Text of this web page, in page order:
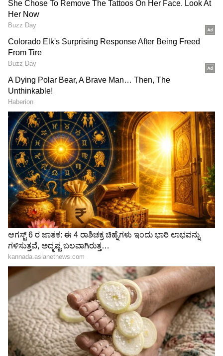
Image Credit : Asianet News
ತಮ್ಮ ಟ್ವೀಟ್‌ನಲ್ಲಿ ಆನಂದ್ ಮಹಿಂದ್ರಾ ಅವರು ಈ
ಕೆಳಗಿನಂತೆ ಅಭಿಪ್ರಾಯ ಹಂಚಿಕೊಂಡಿದ್ದಾರೆ:
ಅನ್ವೇಷಿಸದ ಮತ್ತು ಕಡಿಮೆ ಜನಸಂದಣಿ ಇರುವ ತಾಣಗಳಿಗಾಗಿ
ಕೇರಳದ ಹಿನ್ನೀರಿನ (Backwaters) ವೈಭವವನ್ನು
ಸಂಭ್ರಮಿಸುತ್ತೇವೆ. ಆದರೆ ಕರ್ನಾಟಕದ ಕರಾವಳಿಯಲ್ಲಿ ಅಷ್ಟೇ
ಗಮನ ಸೆಳೆಯಬೇಕಾದ ಒಂದು ಗುಪ್ತ (Hiden dimond)
ರತ್ನವಿದೆ.